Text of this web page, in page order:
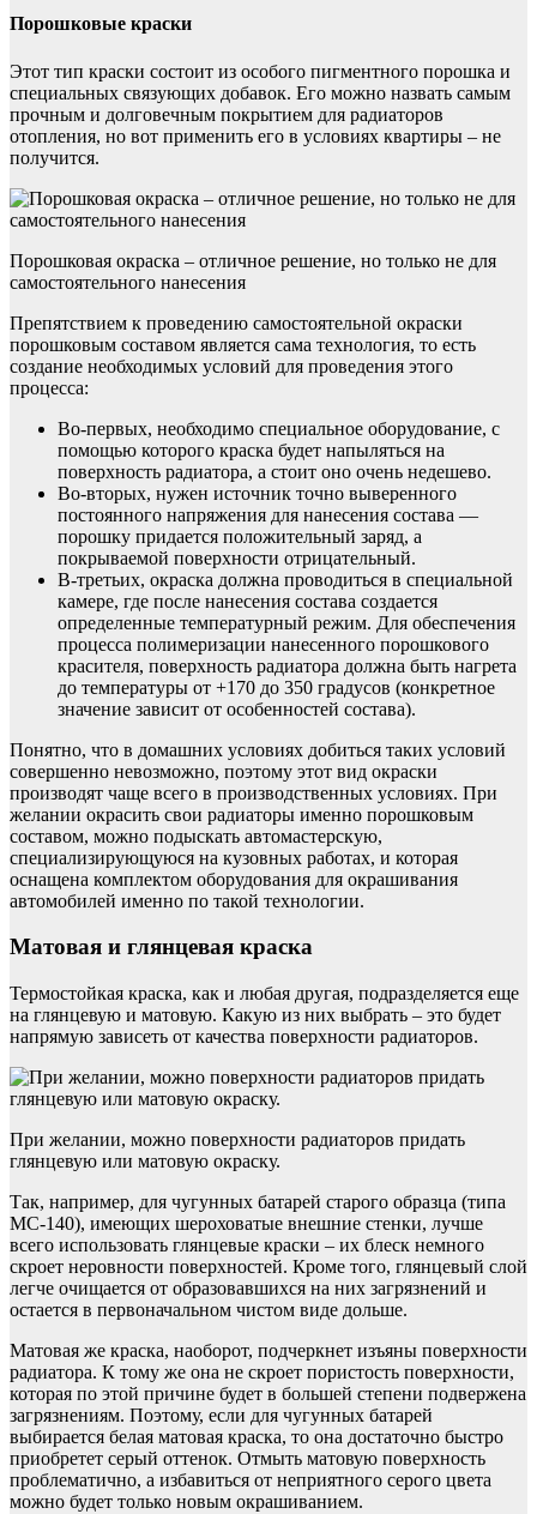
Порошковые краски
Этот тип краски состоит из особого пигментного порошка и
специальных связующих добавок. Его можно назвать самым
прочным и долговечным покрытием для радиаторов
отопления, но вот применить его в условиях квартиры – не
получится.
Порошковая окраска – отличное решение, но только не для
самостоятельного нанесения
Препятствием к проведению самостоятельной окраски
порошковым составом является сама технология, то есть
создание необходимых условий для проведения этого
процесса:
Во-первых, необходимо специальное оборудование, с
помощью которого краска будет напыляться на
поверхность радиатора, а стоит оно очень недешево.
Во-вторых, нужен источник точно выверенного
постоянного напряжения для нанесения состава —
порошку придается положительный заряд, а
покрываемой поверхности отрицательный.
В-третьих, окраска должна проводиться в специальной
камере, где после нанесения состава создается
определенные температурный режим. Для обеспечения
процесса полимеризации нанесенного порошкового
красителя, поверхность радиатора должна быть нагрета
до температуры от +170 до 350 градусов (конкретное
значение зависит от особенностей состава).
Понятно, что в домашних условиях добиться таких условий
совершенно невозможно, поэтому этот вид окраски
производят чаще всего в производственных условиях. При
желании окрасить свои радиаторы именно порошковым
составом, можно подыскать автомастерскую,
специализирующуюся на кузовных работах, и которая
оснащена комплектом оборудования для окрашивания
автомобилей именно по такой технологии.
Матовая и глянцевая краска
Термостойкая краска, как и любая другая, подразделяется еще
на глянцевую и матовую. Какую из них выбрать – это будет
напрямую зависеть от качества поверхности радиаторов.
При желании, можно поверхности радиаторов придать
глянцевую или матовую окраску.
Так, например, для чугунных батарей старого образца (типа
МС-140), имеющих шероховатые внешние стенки, лучше
всего использовать глянцевые краски – их блеск немного
скроет неровности поверхностей. Кроме того, глянцевый слой
легче очищается от образовавшихся на них загрязнений и
остается в первоначальном чистом виде дольше.
Матовая же краска, наоборот, подчеркнет изъяны поверхности
радиатора. К тому же она не скроет пористость поверхности,
которая по этой причине будет в большей степени подвержена
загрязнениям. Поэтому, если для чугунных батарей
выбирается белая матовая краска, то она достаточно быстро
приобретет серый оттенок. Отмыть матовую поверхность
проблематично, а избавиться от неприятного серого цвета
можно будет только новым окрашиванием.